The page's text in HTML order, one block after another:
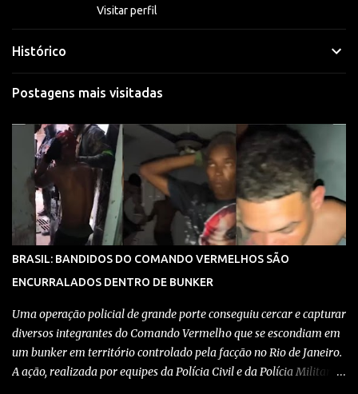
Visitar perfil
Histórico
Postagens mais visitadas
BRASIL: BANDIDOS DO COMANDO VERMELHOS SÃO
ENCURRALADOS DENTRO DE BUNKER
Uma operação policial de grande porte conseguiu cercar e capturar
diversos integrantes do Comando Vermelho que se escondiam em
um bunker em território controlado pela facção no Rio de Janeiro.
A ação, realizada por equipes da Polícia Civil e da Polícia Militar,